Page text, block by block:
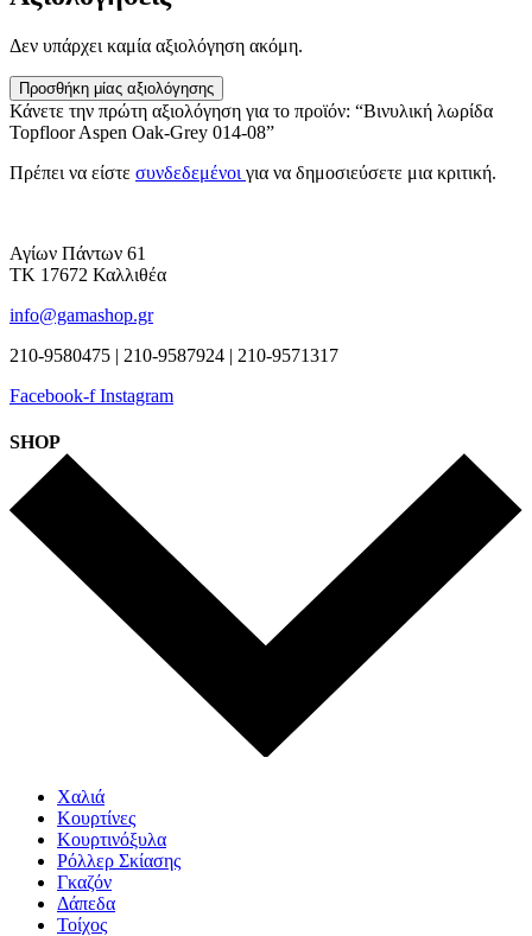
Δεν υπάρχει καμία αξιολόγηση ακόμη.
Προσθήκη μίας αξιολόγησης
Κάνετε την πρώτη αξιολόγηση για το προϊόν: “Βινυλική λωρίδα
Topfloor Aspen Oak-Grey 014-08”
Πρέπει να είστε συνδεδεμένοι για να δημοσιεύσετε μια κριτική.
Αγίων Πάντων 61
ΤΚ 17672 Καλλιθέα
info@gamashop.gr
210-9580475 | 210-9587924 | 210-9571317
Facebook-f Instagram
SHOP
Χαλιά
Κουρτίνες
Κουρτινόξυλα
Ρόλλερ Σκίασης
Γκαζόν
Δάπεδα
Τοίχος